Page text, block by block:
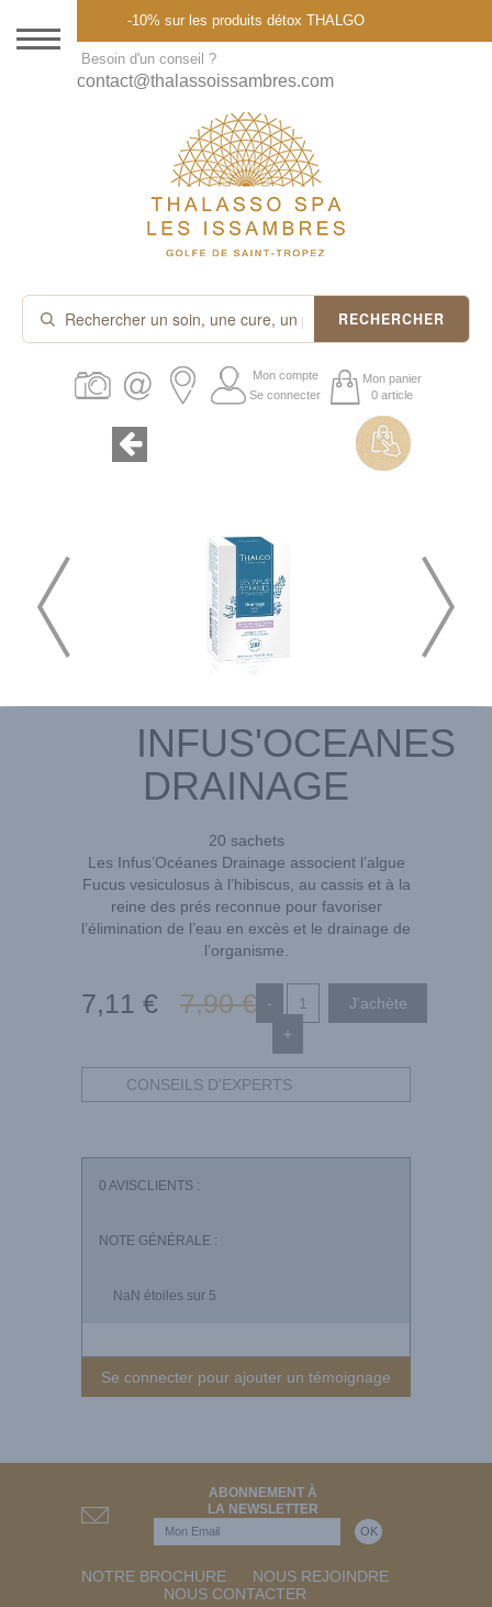
DESTINATION
THALASSO SPA
CURES ET FORFAITS
SOINS À LA CARTE
ABONNEMENTS
PROMOS
-10% sur les produits détox THALGO
Besoin d'un conseil ?
contact@thalassoissambres.com
RECHERCHER
Mon compte
Se connecter
Mon panier
0 article
INFUS'OCEANES
DRAINAGE
20 sachets
Les Infus’Océanes Drainage associent l’algue
Fucus vesiculosus à l’hibiscus, au cassis et à la
reine des prés reconnue pour favoriser
l’élimination de l’eau en excès et le drainage de
l’organisme.
7,11 € 7,90 €
-
+
CONSEILS D'EXPERTS
0 AVISCLIENTS :
NOTE GÉNÉRALE :
NaN étoiles sur 5
Se connecter pour ajouter un témoignage
ABONNEMENT À
LA NEWSLETTER
NOTRE BROCHURE
NOUS REJOINDRE
NOUS CONTACTER